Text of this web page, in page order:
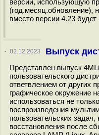
версий, использующую
(год.месяц.обновление),
вместо версии 4.23
· 02.12.2023 Выпуск
Представлен выпуск
пользовательского
ответвлением от других
графическое окружение
использоваться не
воспроизведения
пользовательских
восстановления после